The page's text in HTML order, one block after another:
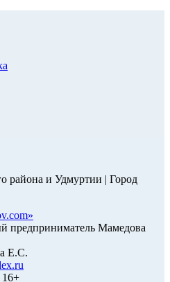
района и Удмуртии | Город
»
предприниматель Мамедова
Е.С.
16+